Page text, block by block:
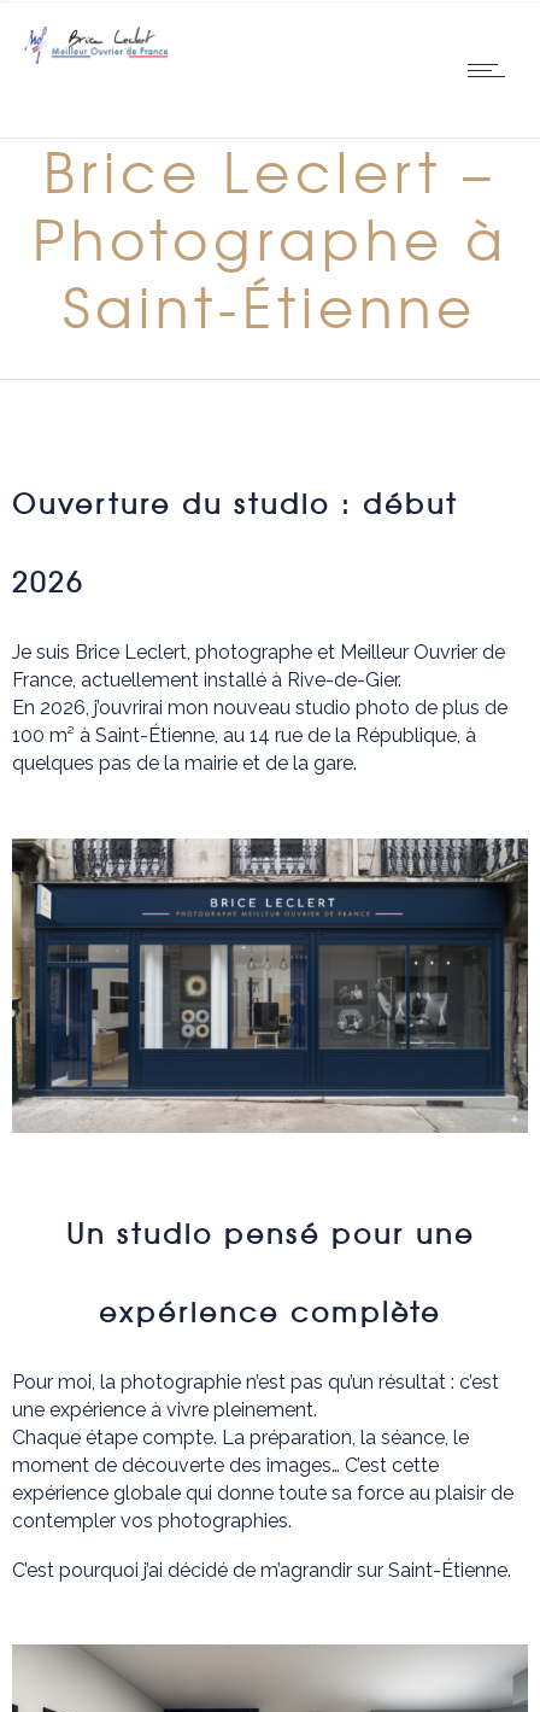
Brice Leclert –
Photographe à
Saint-Étienne
Ouverture du studio : début
2026
Je suis Brice Leclert, photographe et Meilleur Ouvrier de
France, actuellement installé à Rive-de-Gier.
En 2026, j’ouvrirai mon nouveau studio photo de plus de
100 m² à Saint-Étienne, au 14 rue de la République, à
quelques pas de la mairie et de la gare.
Un studio pensé pour une
expérience complète
Pour moi, la photographie n’est pas qu’un résultat : c’est
une expérience à vivre pleinement.
Chaque étape compte. La préparation, la séance, le
moment de découverte des images… C’est cette
expérience globale qui donne toute sa force au plaisir de
contempler vos photographies.
C’est pourquoi j’ai décidé de m’agrandir sur Saint-Étienne.